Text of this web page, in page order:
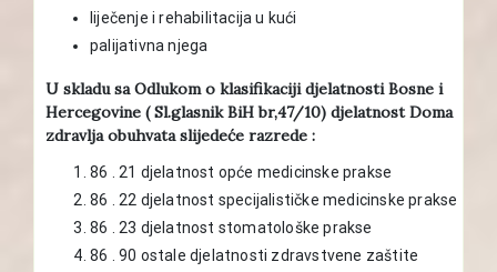
liječenje i rehabilitacija u kući
palijativna njega
U skladu sa Odlukom o klasifikaciji djelatnosti Bosne i
Hercegovine ( Sl.glasnik BiH br,47/10) djelatnost Doma
zdravlja obuhvata slijedeće razrede :
86 . 21 djelatnost opće medicinske prakse
86 . 22 djelatnost specijalističke medicinske prakse
86 . 23 djelatnost stomatološke prakse
86 . 90 ostale djelatnosti zdravstvene zaštite